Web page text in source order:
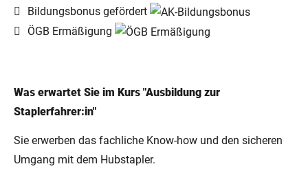
Was erwartet Sie im Kurs "Ausbildung zur
Staplerfahrer:in"
Sie erwerben das fachliche Know-how und den sicheren
Umgang mit dem Hubstapler.
Bildungsbonus gefördert
ÖGB Ermäßigung